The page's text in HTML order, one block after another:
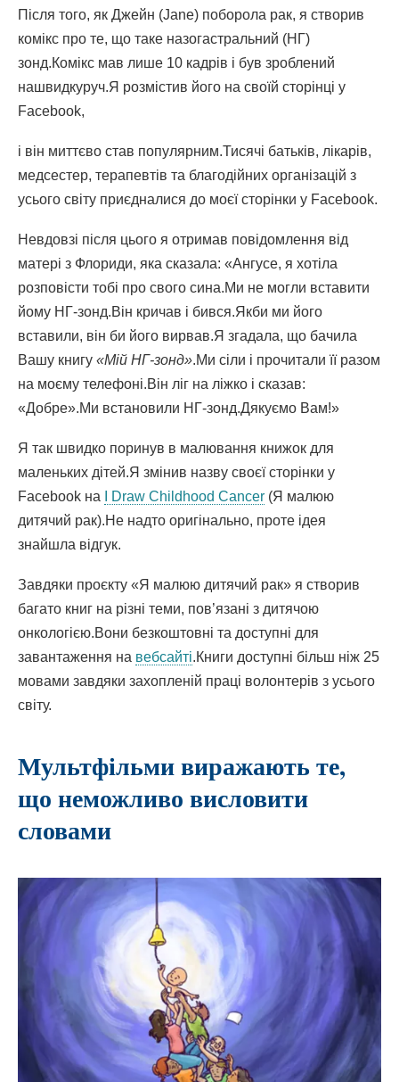
Після того, як Джейн (Jane) поборола рак, я створив
комікс про те, що таке назогастральний (НГ)
зонд.Комікс мав лише 10 кадрів і був зроблений
нашвидкуруч.Я розмістив його на своїй сторінці у
Facebook,
і він миттєво став популярним.Тисячі батьків, лікарів,
медсестер, терапевтів та благодійних організацій з
усього світу приєдналися до моєї сторінки у Facebook.
Невдовзі після цього я отримав повідомлення від
матері з Флориди, яка сказала: «Ангусе, я хотіла
розповісти тобі про свого сина.Ми не могли вставити
йому НГ-зонд.Він кричав і бився.Якби ми його
вставили, він би його вирвав.Я згадала, що бачила
Вашу книгу «Мій НГ-зонд».Ми сіли і прочитали її разом
на моєму телефоні.Він ліг на ліжко і сказав:
«Добре».Ми встановили НГ-зонд.Дякуємо Вам!»
Я так швидко поринув в малювання книжок для
маленьких дітей.Я змінив назву своєї сторінки у
Facebook на
I Draw Childhood CancerПосилання
відкривається
вікні
(Я малюю
дитячий рак).Не надто оригінально, проте ідея
знайшла відгук.
Завдяки проєкту «Я малюю дитячий рак» я створив
багато книг на різні теми, пов’язані з дитячою
онкологією.Вони безкоштовні та доступні для
завантаження на вебсайті Посилання
відкривається
.Книги доступні більш ніж 25
мовами завдяки захопленій праці волонтерів з усього
світу.
Мультфільми виражають те,
що неможливо висловити
словами